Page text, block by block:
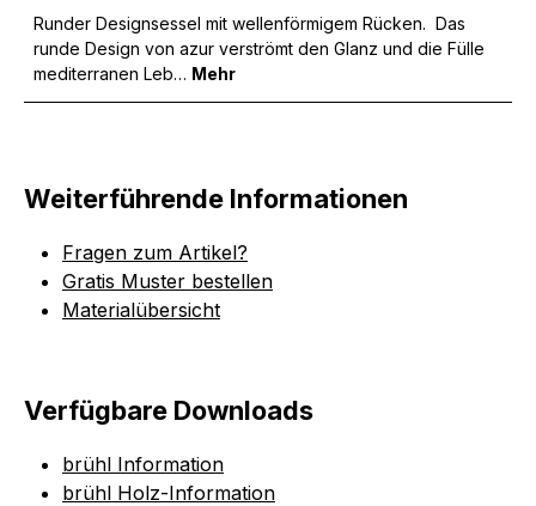
Runder Designsessel mit wellenförmigem Rücken. Das
runde Design von azur verströmt den Glanz und die Fülle
mediterranen Leb… Mehr
Weiterführende Informationen
Fragen zum Artikel?
Gratis Muster bestellen
Materialübersicht
Verfügbare Downloads
brühl Information
brühl Holz-Information